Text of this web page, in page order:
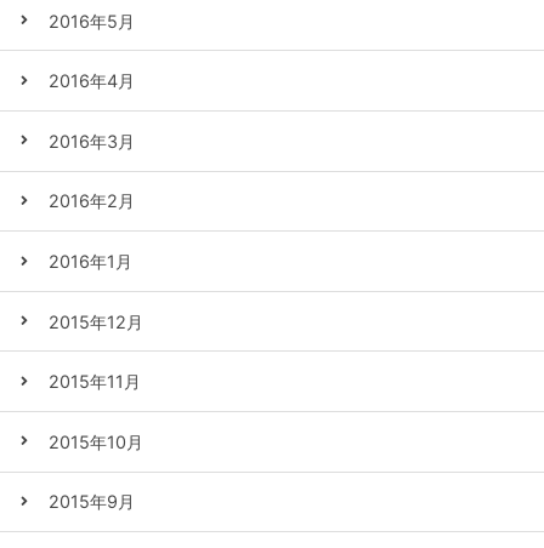
2016年5月
2016年4月
2016年3月
2016年2月
2016年1月
2015年12月
2015年11月
2015年10月
2015年9月